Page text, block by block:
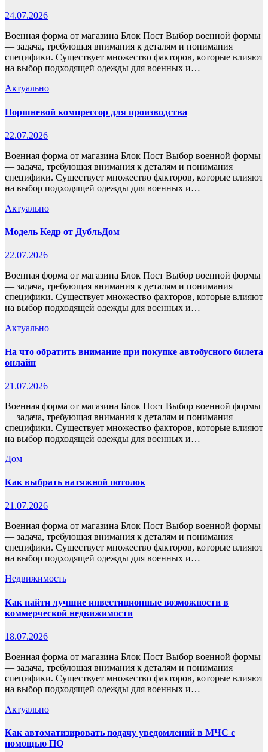
24.07.2026
Военная форма от магазина Блок Пост Выбор военной формы
— задача, требующая внимания к деталям и понимания
специфики. Существует множество факторов, которые влияют
на выбор подходящей одежды для военных и…
Актуально
Поршневой компрессор для производства
22.07.2026
Военная форма от магазина Блок Пост Выбор военной формы
— задача, требующая внимания к деталям и понимания
специфики. Существует множество факторов, которые влияют
на выбор подходящей одежды для военных и…
Актуально
Модель Кедр от ДубльДом
22.07.2026
Военная форма от магазина Блок Пост Выбор военной формы
— задача, требующая внимания к деталям и понимания
специфики. Существует множество факторов, которые влияют
на выбор подходящей одежды для военных и…
Актуально
На что обратить внимание при покупке автобусного билета
онлайн
21.07.2026
Военная форма от магазина Блок Пост Выбор военной формы
— задача, требующая внимания к деталям и понимания
специфики. Существует множество факторов, которые влияют
на выбор подходящей одежды для военных и…
Дом
Как выбрать натяжной потолок
21.07.2026
Военная форма от магазина Блок Пост Выбор военной формы
— задача, требующая внимания к деталям и понимания
специфики. Существует множество факторов, которые влияют
на выбор подходящей одежды для военных и…
Недвижимость
Как найти лучшие инвестиционные возможности в
коммерческой недвижимости
18.07.2026
Военная форма от магазина Блок Пост Выбор военной формы
— задача, требующая внимания к деталям и понимания
специфики. Существует множество факторов, которые влияют
на выбор подходящей одежды для военных и…
Актуально
Как автоматизировать подачу уведомлений в МЧС с
помощью ПО